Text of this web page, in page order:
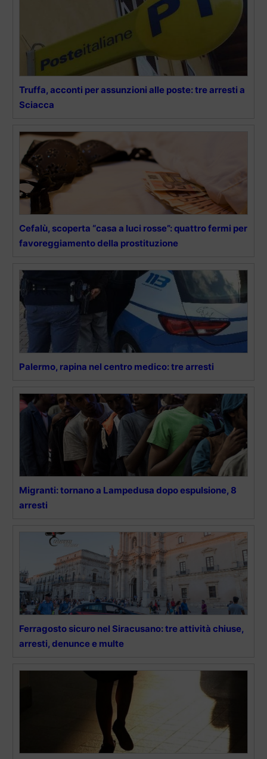
Truffa, acconti per assunzioni alle poste: tre arresti a
Sciacca
Cefalù, scoperta “casa a luci rosse”: quattro fermi per
favoreggiamento della prostituzione
Palermo, rapina nel centro medico: tre arresti
Migranti: tornano a Lampedusa dopo espulsione, 8
arresti
Ferragosto sicuro nel Siracusano: tre attività chiuse,
arresti, denunce e multe